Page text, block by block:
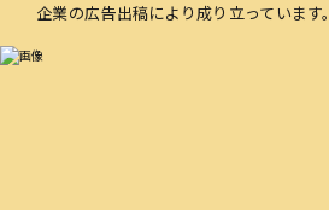
企業の広告出稿により成り立っています。